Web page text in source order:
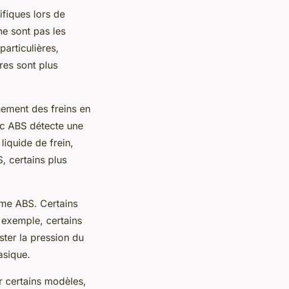
lors de
sont pas les
sont plus
des freins en
ABS détecte une
de frein,
certains plus
ABS. Certains
certains
la pression du
certains modèles,